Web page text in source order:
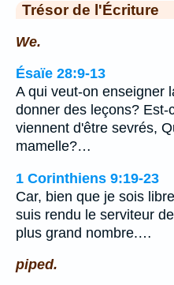
Trésor de l'Écriture
We.
Ésaïe 28:9-13
A qui veut-on enseigner
donner des leçons? Est-
viennent d'être sevrés,
mamelle?…
1 Corinthiens 9:19-23
Car, bien que je sois
suis rendu le serviteur
plus grand nombre.…
piped.